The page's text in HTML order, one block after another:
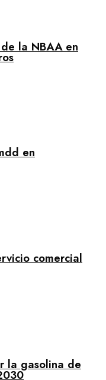
la NBAA en
en
comercial
la gasolina de